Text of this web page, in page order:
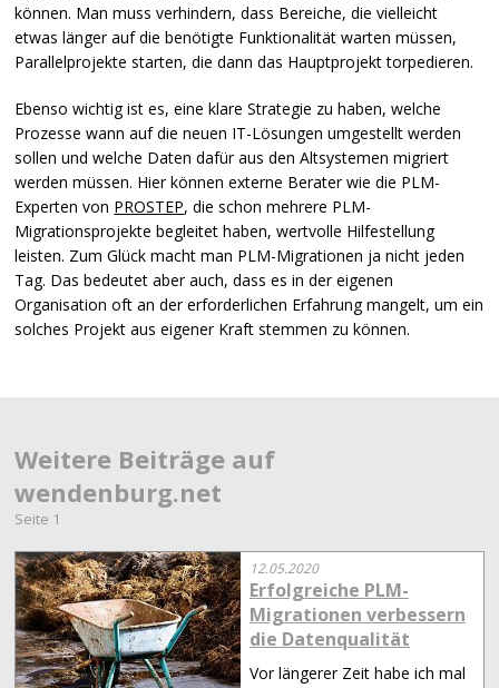
können. Man muss verhindern, dass Bereiche, die vielleicht
etwas länger auf die benötigte Funktionalität warten müssen,
Parallelprojekte starten, die dann das Hauptprojekt torpedieren.
Ebenso wichtig ist es, eine klare Strategie zu haben, welche
Prozesse wann auf die neuen IT-Lösungen umgestellt werden
sollen und welche Daten dafür aus den Altsystemen migriert
werden müssen. Hier können externe Berater wie die PLM-
Experten von PROSTEP, die schon mehrere PLM-
Migrationsprojekte begleitet haben, wertvolle Hilfestellung
leisten. Zum Glück macht man PLM-Migrationen ja nicht jeden
Tag. Das bedeutet aber auch, dass es in der eigenen
Organisation oft an der erforderlichen Erfahrung mangelt, um ein
solches Projekt aus eigener Kraft stemmen zu können.
Weitere Beiträge auf
wendenburg.net
Seite 1
12.05.2020
Erfolgreiche PLM-
Migrationen verbessern
die Datenqualität
Vor längerer Zeit habe ich mal